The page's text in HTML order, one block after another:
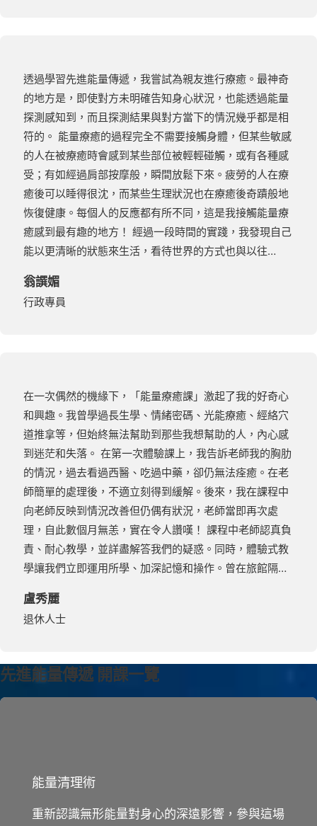
透過學習先進能量傳遞，我嘗試為親友進行療癒。最神奇
的地方是，即使對方未明確告知身心狀況，也能透過能量
探測感知到，而且探測結果與對方當下的情況幾乎都是相
符的。 能量療癒的過程完全不需要接觸身體，但某些敏感
的人在被療癒時會感到某些部位被輕輕碰觸，或有各種感
受；有如經過肩部按摩般，瞬間放鬆下來。疲勞的人在療
癒後可以睡得很沈，而某些生理狀況也在療癒後奇蹟般地
恢復健康。每個人的反應都有所不同，這是我接觸能量療
癒感到最有趣的地方！ 經過一段時間的實踐，我發現自己
能以更清晰的狀態來生活，看待世界的方式也與以往…
翁譔媚
行政專員
在一次偶然的機緣下，「能量療癒課」激起了我的好奇心
和興趣。我曾學過長生學、情緒密碼、光能療癒、經絡穴
道推拿等，但始終無法幫助到那些我想幫助的人，內心感
到迷茫和失落。 在第一次體驗課上，我告訴老師我的胸肋
的情況，過去看過西醫、吃過中藥，卻仍無法痊癒。在老
師簡單的處理後，不適立刻得到緩解。後來，我在課程中
向老師反映到情況改善但仍偶有狀況，老師當即再次處
理，自此數個月無恙，實在令人讚嘆！ 課程中老師認真負
責、耐心教學，並詳盡解答我們的疑惑。同時，體驗式教
學讓我們立即運用所學、加深記憶和操作。曾在旅館隔…
盧秀麗
退休人士
先進能量傳遞 開課一覽
能量清理術
重新認識無形能量對身心的深遠影響，參與這場